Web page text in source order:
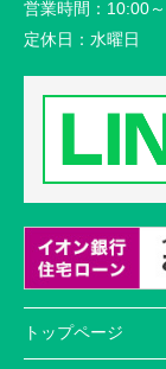
営業時間： 10:00
定休日： 水曜日
トップページ